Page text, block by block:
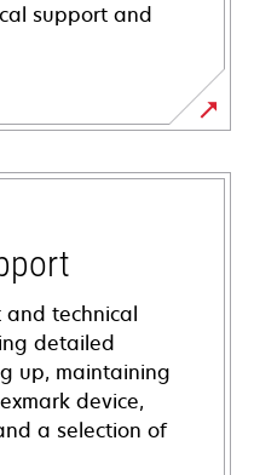
support and
and technical
detailed
up, maintaining
device,
a selection of